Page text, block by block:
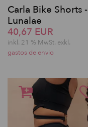
Carla Bike Shorts -
Lunalae
40,67 EUR
inkl. 21 % MwSt. exkl.
gastos de envio